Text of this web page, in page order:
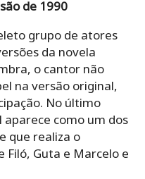
de 1990
grupo de atores
da novela
o cantor não
na versão original,
No último
como um dos
que realiza o
Filó, Guta e Marcelo e